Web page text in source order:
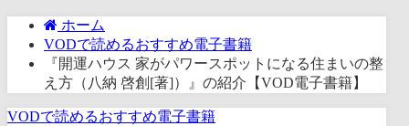
ホーム
VODで読めるおすすめ電子書籍
『開運ハウス 家がパワースポットになる住まいの整
え方（八納 啓創[著]）』の紹介【VOD電子書籍】
VODで読めるおすすめ電子書籍